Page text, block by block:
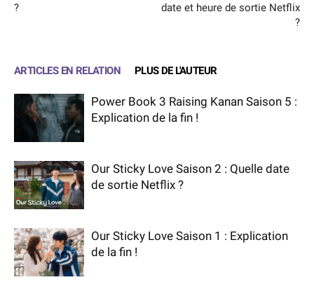
?
date et heure de sortie Netflix
?
ARTICLES EN RELATION PLUS DE L'AUTEUR
Power Book 3 Raising Kanan Saison 5 :
Explication de la fin !
Our Sticky Love Saison 2 : Quelle date
de sortie Netflix ?
Our Sticky Love Saison 1 : Explication
de la fin !